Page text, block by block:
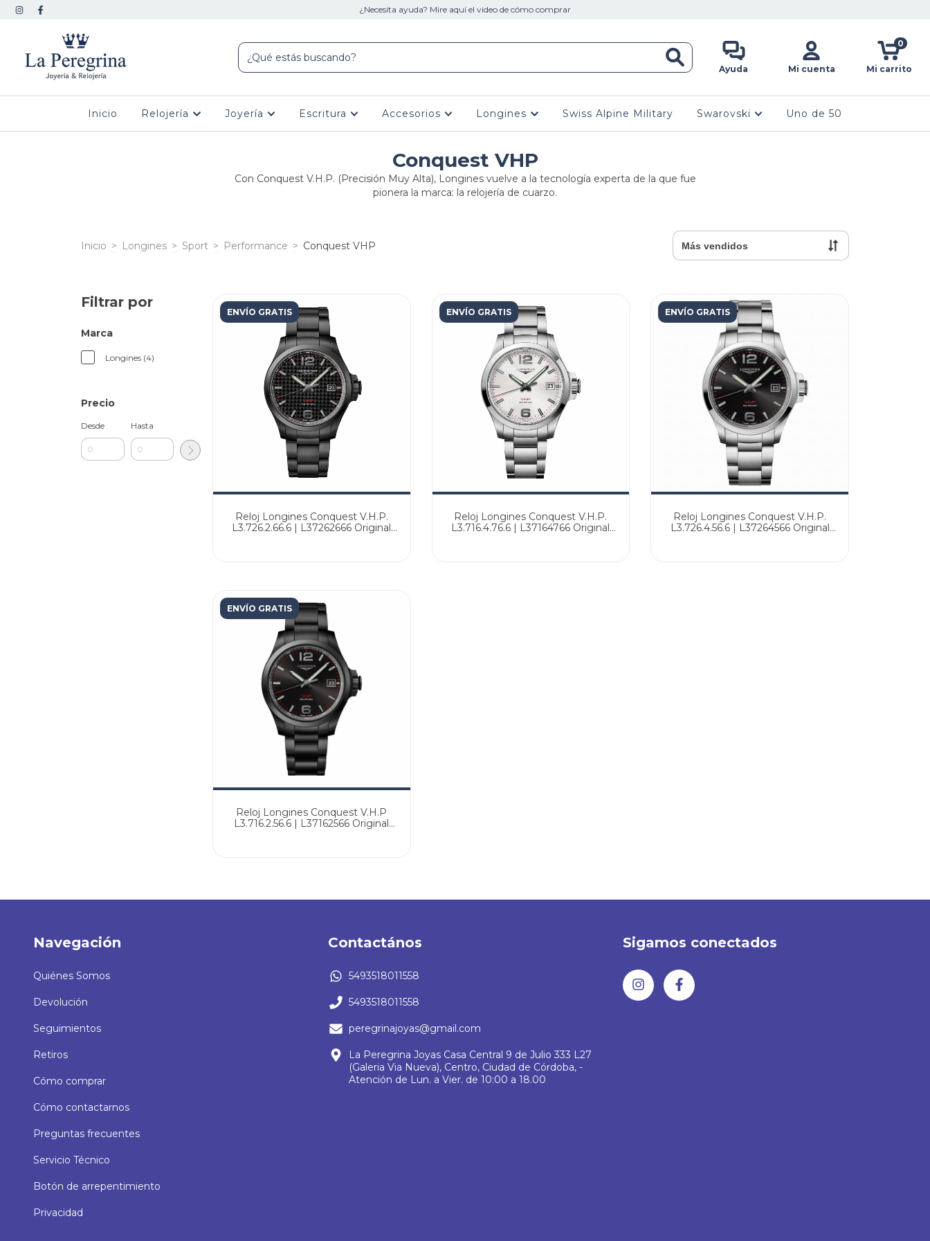
¿Necesita ayuda? Mire aquí el video de cómo comprar
Ayuda Mi cuenta Mi carrito
0
Inicio Relojería Joyería Escritura Accesorios Longines Swiss Alpine Military Swarovski Uno de 50
Conquest VHP
Con Conquest V.H.P. (Precisión Muy Alta), Longines vuelve a la tecnología experta de la que fue
pionera la marca: la relojería de cuarzo.
Inicio > Longines > Sport > Performance > Conquest VHP
Filtrar por
Marca
Longines (4)
Precio
Desde Hasta
ENVÍO GRATIS
Reloj Longines Conquest V.H.P.
L3.726.2.66.6 | L37262666 Original
ENVÍO GRATIS
Reloj Longines Conquest V.H.P.
L3.716.4.76.6 | L37164766 Original
ENVÍO GRATIS
Reloj Longines Conquest V.H.P.
L3.726.4.56.6 | L37264566 Original
ENVÍO GRATIS
Reloj Longines Conquest V.H.P
L3.716.2.56.6 | L37162566 Original
Navegación
Quiénes Somos
Devolución
Seguimientos
Retiros
Cómo comprar
Cómo contactarnos
Preguntas frecuentes
Servicio Técnico
Botón de arrepentimiento
Privacidad
Contactános
5493518011558
5493518011558
peregrinajoyas@gmail.com
La Peregrina Joyas Casa Central 9 de Julio 333 L27
(Galeria Via Nueva), Centro, Ciudad de Córdoba, -
Atención de Lun. a Vier. de 10:00 a 18.00
Sigamos conectados